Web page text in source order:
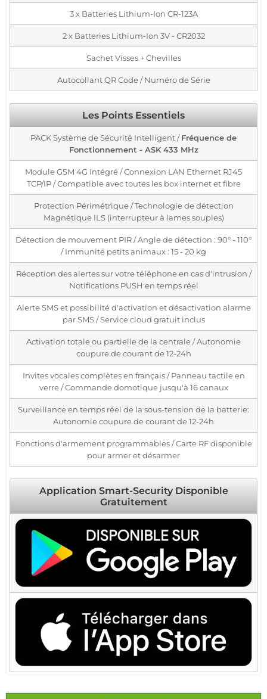
3 x Batteries Lithium-Ion CR-123A
2 x Batteries Lithium-Ion 3V - CR2032
Sachet Visses + Chevilles
Autocollant QR Code / Numéro de Série
Les Points Essentiels
PACK Système de Sécurité Intelligent /Fréquence de
Fonctionnement - ASK 433 MHz
Module GSM 4G Intégré / Connexion LAN Ethernet RJ45
TCP/IP / Compatible avec toutes les box internet et fibre
Protection Périmétrique / Technologie de détection
Magnétique ILS (interrupteur à lames souples)
Détection de mouvement PIR / Angle de détection : 90° - 110°
/ Immunité petits animaux : 15 - 20 kg
Réception des alertes sur votre téléphone en cas d'intrusion /
Notifications PUSH en temps réel
Alerte SMS et possibilité d'activation et désactivation alarme
par SMS / Service cloud gratuit inclus
Activation totale ou partielle de la centrale / Autonomie
coupure de courant de 12-24h
Invites vocales complètes en français / Panneau tactile en
verre / Commande domotique jusqu'à 16 canaux
Surveillance en temps réel de la sous-tension de la batterie:
Autonomie coupure de courant de 12-24h
Fonctions d'armement programmables / Carte RF disponible
pour armer et désarmer
Application Smart-Security Disponible
Gratuitement